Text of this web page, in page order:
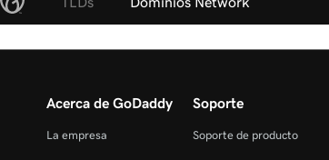
Acerca de GoDaddy
La empresa
Soporte
Soporte de producto